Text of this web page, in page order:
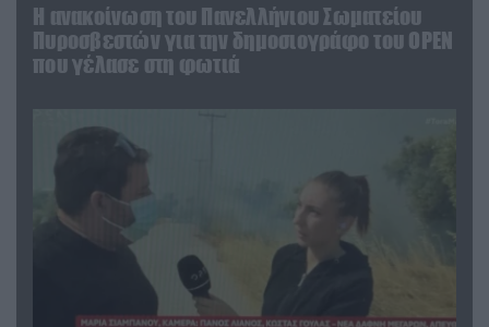
Η ανακοίνωση του Πανελλήνιου Σωματείου
Πυροσβεστών για την δημοσιογράφο του OPEN
που γέλασε στη φωτιά